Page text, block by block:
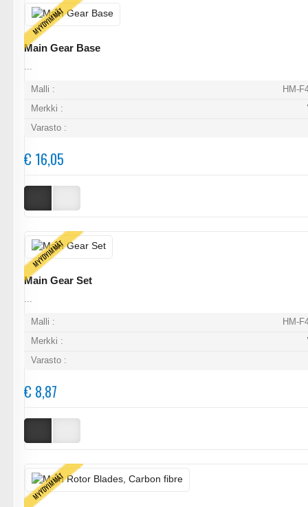
MYYDYIMMÄT
Main Gear Base
Malli :
HM-
Merkki :
Varasto :
€ 16,05
MYYDYIMMÄT
Main Gear Set
...
Malli :
HM-
Merkki :
Varasto :
€ 8,87
MYYDYIMMÄT